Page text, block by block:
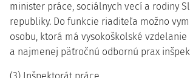
minister práce, sociálnych vecí a rodiny
republiky. Do funkcie riaditeľa možno
osobu, ktorá má vysokoškolské
a najmenej päťročnú odbornú prax